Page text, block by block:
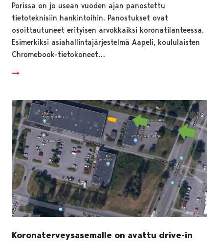
Porissa on jo usean vuoden ajan panostettu
tietoteknisiin hankintoihin. Panostukset ovat
osoittautuneet erityisen arvokkaiksi koronatilanteessa.
Esimerkiksi asiahallintajärjestelmä Aapeli, koululaisten
Chromebook-tietokoneet…
Koronaterveysasemalle on avattu drive-in